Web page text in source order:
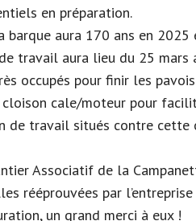
en préparation.
barque aura 170 ans en
travail aura lieu du 25
occupés pour finir les
cale/moteur pour
de travail situés contre
Associatif de la
rééprouvées par
un grand merci à eux !